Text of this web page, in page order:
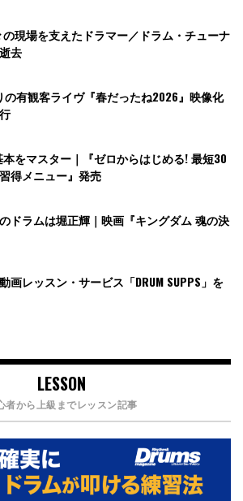
の現場を支えたドラマー／ドラム・チューナ
去
の有観客ライヴ『春だったね2026』映像化
をマスター｜『ゼロからはじめる! 最短30
得メニュー』発売
ドラムは堀正輝｜映画『キングダム 魂の決
画レッスン・サービス「DRUM SUPPS」を
LESSON
者から上級までレッスン記事